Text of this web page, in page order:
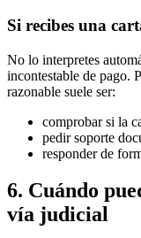
Si recibes una
No lo interpretes
incontestable de pago.
razonable suele ser:
comprobar si la
pedir soporte
responder de
6. Cuándo
vía judicial